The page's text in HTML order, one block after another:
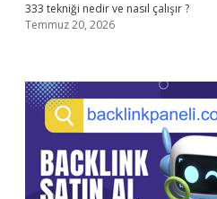
333 tekniği nedir ve nasıl çalışır ?
Temmuz 20, 2026